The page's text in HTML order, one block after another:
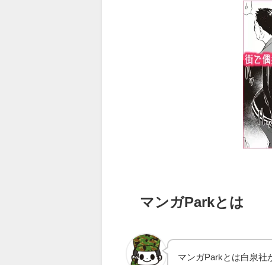
マンガParkとは
マンガParkとは白泉社